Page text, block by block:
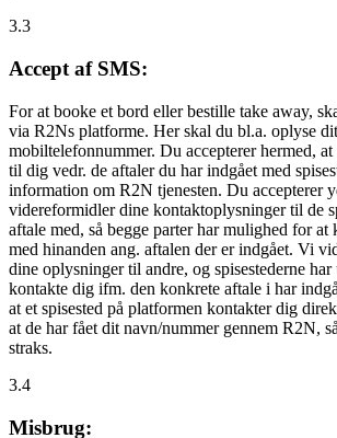
3.3
Accept af SMS:
For at booke et bord eller bestille take away,
via R2Ns platforme. Her skal du bl.a. oplyse dit
mobiltelefonnummer. Du accepterer hermed,
til dig vedr. de aftaler du har indgået med
information om R2N tjenesten. Du accepterer
videreformidler dine kontaktoplysninger til de
aftale med, så begge parter har mulighed for
med hinanden ang. aftalen der er indgået. Vi
dine oplysninger til andre, og spisestederne
kontakte dig ifm. den konkrete aftale i har
at et spisested på platformen kontakter dig
at de har fået dit navn/nummer gennem R2N,
straks.
3.4
Misbrug: